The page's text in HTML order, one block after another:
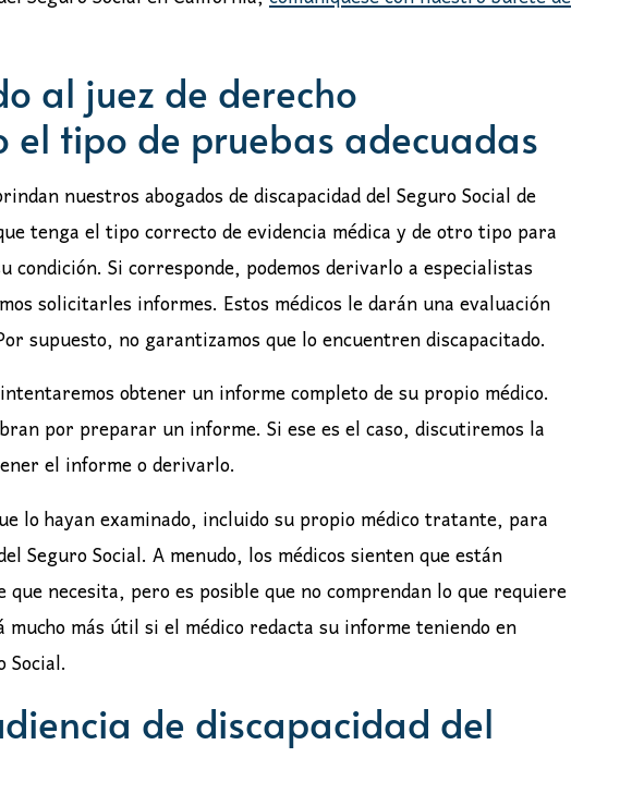
al juez de derecho
tipo de pruebas adecuadas
nuestros abogados de discapacidad del Seguro Social de
tenga el tipo correcto de evidencia médica y de otro tipo para
condición. Si corresponde, podemos derivarlo a especialistas
solicitarles informes. Estos médicos le darán una evaluación
supuesto, no garantizamos que lo encuentren discapacitado.
obtener un informe completo de su propio médico.
por preparar un informe. Si ese es el caso, discutiremos la
el informe o derivarlo.
lo hayan examinado, incluido su propio médico tratante, para
Seguro Social. A menudo, los médicos sienten que están
necesita, pero es posible que no comprendan lo que requiere
más útil si el médico redacta su informe teniendo en
de discapacidad del